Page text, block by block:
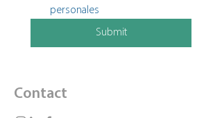
Submit
Contact